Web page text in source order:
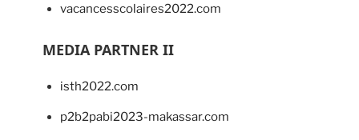
vacancesscolaires2022.com
MEDIA PARTNER II
isth2022.com
p2b2pabi2023-makassar.com